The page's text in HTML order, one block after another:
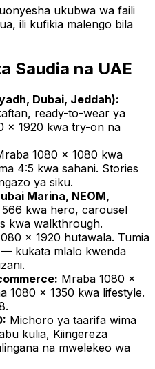
ukubwa wa faili
ili kufikia malengo bila
Saudia na UAE
Dubai, Jeddah):
ready-to-wear ya
× 1920 kwa try-on na
1080 × 1080 kwa
4:5 kwa sahani. Stories
ya siku.
Marina, NEOM,
kwa hero, carousel
kwa walkthrough.
× 1920 hutawala. Tumia
kukata mlalo kwenda
Mraba 1080 ×
1080 × 1350 kwa lifestyle.
Michoro ya taarifa wima
kulia, Kiingereza
na mwelekeo wa